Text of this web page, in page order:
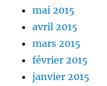
mai 2015
avril 2015
mars 2015
février 2015
janvier 2015